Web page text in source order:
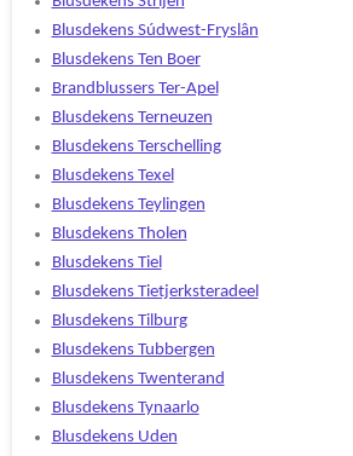
Blusdekens Súdwest-Fryslân
Blusdekens Ten Boer
Brandblussers Ter-Apel
Blusdekens Terneuzen
Blusdekens Terschelling
Blusdekens Texel
Blusdekens Teylingen
Blusdekens Tholen
Blusdekens Tiel
Blusdekens Tietjerksteradeel
Blusdekens Tilburg
Blusdekens Tubbergen
Blusdekens Twenterand
Blusdekens Tynaarlo
Blusdekens Uden